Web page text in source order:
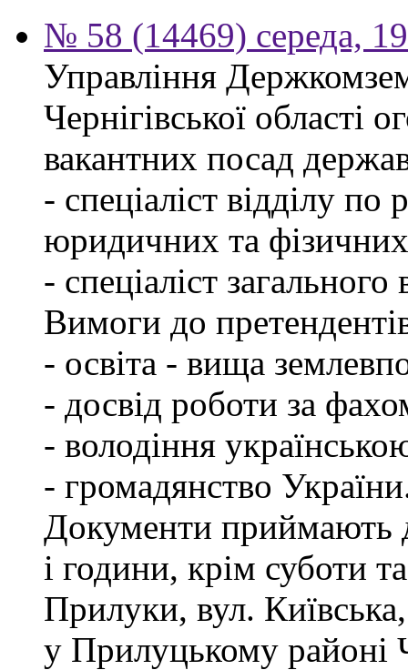
№ 58 (14469) середа,
Управління
Чернігівської області
вакантних посад
- спеціаліст відділу по
юридичних та
- спеціаліст загального
Вимоги до
- освіта - вища
- досвід роботи за
- володіння
- громадянство
Документи приймають
і години, крім суботи
Прилуки, вул.
у Прилуцькому районі